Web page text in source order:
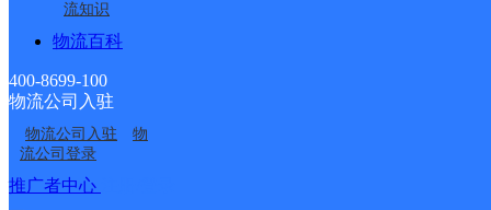
流知识
物流百科
400-8699-100
物流公司入驻
物流公司入驻
物
流公司登录
推广者中心
流园区营业部
酒泉肃州区飞翔路营业
部
东关邮政所
西关邮政所
黄泥堡邮政所
东洞邮政所
接口API